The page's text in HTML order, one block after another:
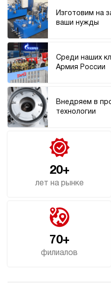
Изготовим на
ваши нужды
Среди наших
Армия России
Внедряем в
технологии
20+
лет на рынке
70+
филиалов